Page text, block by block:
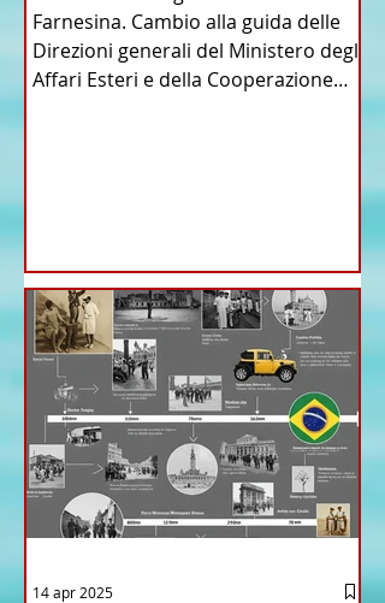
Farnesina. Cambio alla guida delle
Direzioni generali del Ministero degli
Affari Esteri e della Cooperazione
14 apr 2025